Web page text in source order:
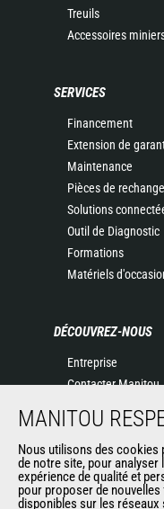
Treuils
Accessoires
SERVICES
Financement
Extension de
Maintenance
Pièces de rechange
Solutions
Outil de Diagnostic
Formations
Matériels
DÉCOUVREZ-NOUS
Entreprise
Contacter Manitou
Politique de
Evénements
Actualités
Historique
MANITOU
Nous utilisons des cookies
de notre site, pour
expérience de qualité et
pour proposer de
disponibles sur les